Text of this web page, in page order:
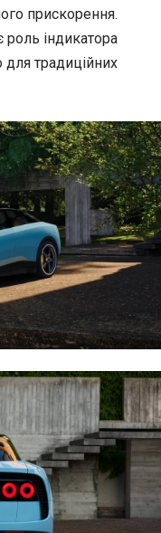
прискорення.
індикатора
традиційних